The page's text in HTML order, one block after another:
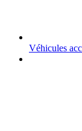
Véhicules